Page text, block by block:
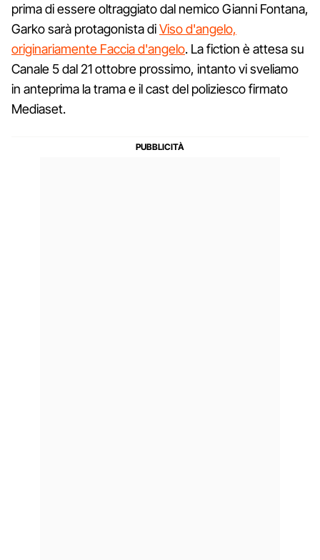
prima di essere oltraggiato dal nemico Gianni Fontana,
Garko sarà protagonista diViso d'angelo,
originariamente Faccia d'angelo. La fiction è attesa su
Canale 5 dal 21 ottobre prossimo, intanto vi sveliamo
in anteprima la trama e il cast del poliziesco firmato
Mediaset.